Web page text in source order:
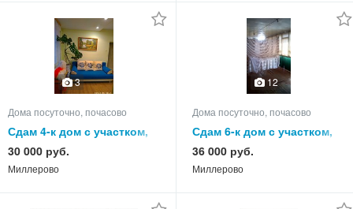
3
Дома посуточно, почасово
Сдам 4-к дом с участком,
80.0 кв.м, этажей 1
30 000 руб.
Миллерово
12
Дома посуточно, почасово
Сдам 6-к дом с участком,
85.0 кв.м, этажей 1
36 000 руб.
Миллерово